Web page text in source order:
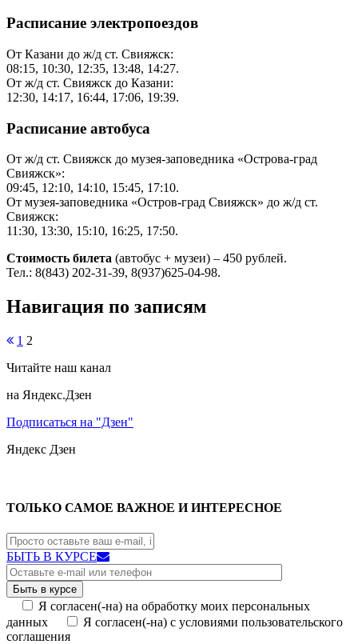
Расписание электропоездов
От Казани до ж/д ст. Свияжск:
08:15, 10:30, 12:35, 13:48, 14:27.
От ж/д ст. Свияжск до Казани:
12:30, 14:17, 16:44, 17:06, 19:39.
Расписание автобуса
От ж/д ст. Свияжск до музея-заповедника «Острова-град
Свияжск»:
09:45, 12:10, 14:10, 15:45, 17:10.
От музея-заповедника «Остров-град Свияжск» до ж/д ст.
Свияжск:
11:30, 13:30, 15:10, 16:25, 17:50.
Стоимость билета (автобус + музеи) – 450 рублей.
Тел.: 8(843) 202-31-39, 8(937)625-04-98.
Навигация по записям
1 2
Читайте наш канал
на Яндекс.Дзен
Подписаться на "Дзен"
Яндекс Дзен
ТОЛЬКО САМОЕ ВАЖНОЕ И ИНТЕРЕСНОЕ
БЫТЬ В КУРСЕ
Я согласен(-на) на обработку моих персональных
данных
Я согласен(-на) с условиями пользовательского
соглашения